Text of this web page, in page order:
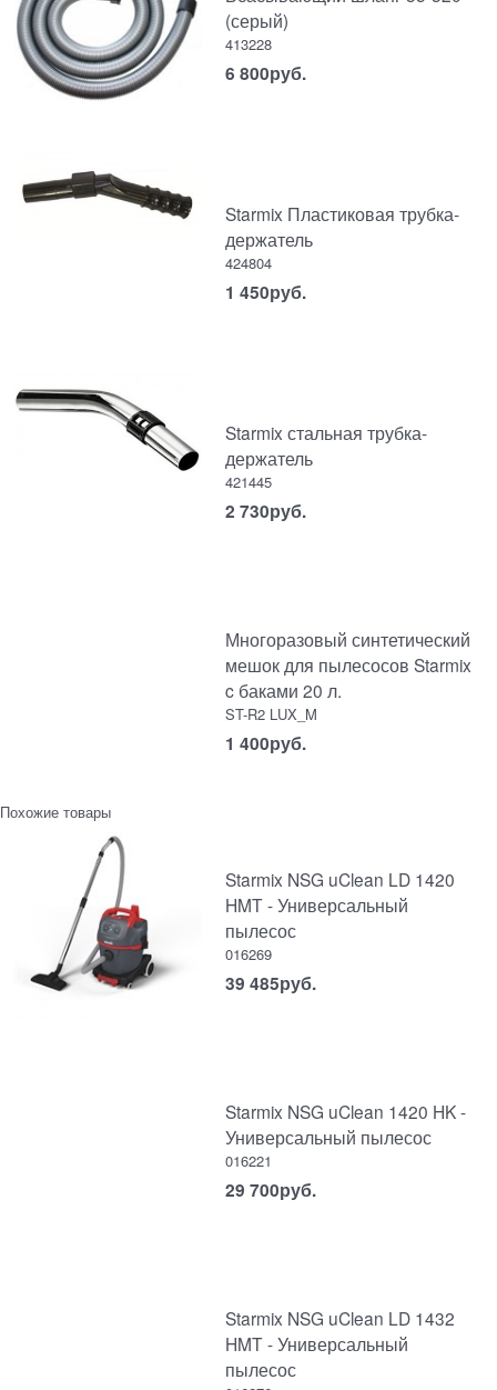
(серый)
413228
6 800руб.
Starmix Пластиковая трубка-
держатель
424804
1 450руб.
Starmix стальная трубка-
держатель
421445
2 730руб.
Многоразовый синтетический
мешок для пылесосов Starmix
c баками 20 л.
ST-R2 LUX_M
1 400руб.
Похожие товары
Starmix NSG uClean LD 1420
HMT - Универсальный
пылесос
016269
39 485руб.
Starmix NSG uClean 1420 HK -
Универсальный пылесос
016221
29 700руб.
Starmix NSG uClean LD 1432
HMT - Универсальный
пылесос